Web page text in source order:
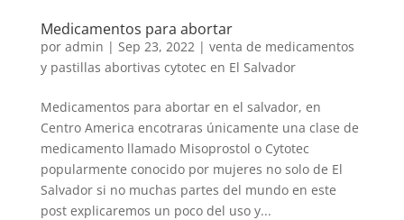
Medicamentos para abortar
por admin | Sep 23, 2022| venta de medicamentos
y pastillas abortivas cytotec en El Salvador
Medicamentos para abortar en el salvador, en
Centro America encotraras únicamente una clase de
medicamento llamado Misoprostol o Cytotec
popularmente conocido por mujeres no solo de El
Salvador si no muchas partes del mundo en este
post explicaremos un poco del uso y...